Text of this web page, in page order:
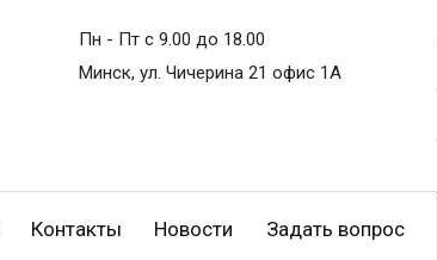
Пн - Пт с 9.00 до 18.00
Минск, ул. Чичерина 21 офис 1А
Контакты Новости Задать вопрос